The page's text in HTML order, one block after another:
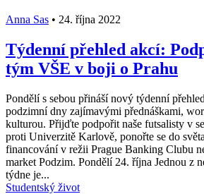
Anna Sas • 24. října 2022
Týdenní přehled akcí:
tým VŠE v boji o Prahu
Pondělí s sebou přináší nový týdenní
podzimní dny zajímavými přednáškami,
kulturou. Přijďte podpořit naše futsalisty v
proti Univerzitě Karlově, ponořte se do
financování v režii Prague Banking Clubu
market Podzim. Pondělí 24. října Jednou z
týdne je...
Studentský život